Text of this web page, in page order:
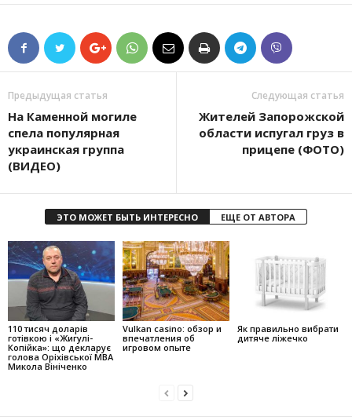
Предыдущая статья
На Каменной могиле
спела популярная
украинская группа
(ВИДЕО)
Следующая статья
Жителей Запорожской
области испугал груз в
прицепе (ФОТО)
ЭТО МОЖЕТ БЫТЬ ИНТЕРЕСНО ЕЩЕ ОТ АВТОРА
110 тисяч доларів
готівкою і «Жигулі-
Копійка»: що декларує
голова Оріхівської МВА
Микола Вініченко
Vulkan casino: обзор и
впечатления об
игровом опыте
Як правильно вибрати
дитяче ліжечко